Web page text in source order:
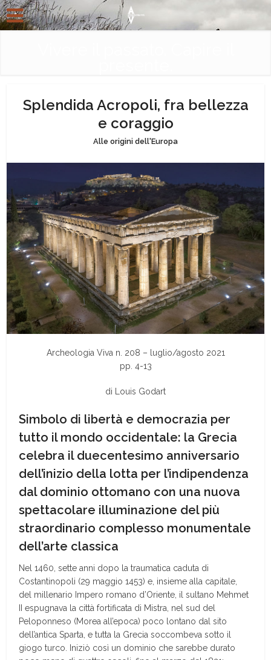
Splendida Acropoli, fra bellezza
e coraggio
Alle origini dell'Europa
Archeologia Viva n. 208 – luglio/agosto 2021
pp. 4-13
di Louis Godart
Simbolo di libertà e democrazia per
tutto il mondo occidentale: la Grecia
celebra il duecentesimo anniversario
dell’inizio della lotta per l’indipendenza
dal dominio ottomano con una nuova
spettacolare illuminazione del più
straordinario complesso monumentale
dell’arte classica
Nel 1460, sette anni dopo la traumatica caduta di
Costantinopoli (29 maggio 1453) e, insieme alla capitale,
del millenario Impero romano d’Oriente, il sultano Mehmet
II espugnava la città fortificata di Mistra, nel sud del
Peloponneso (Morea all’epoca) poco lontano dal sito
dell’antica Sparta, e tutta la Grecia soccombeva sotto il
giogo turco. Iniziò così un dominio che sarebbe durato